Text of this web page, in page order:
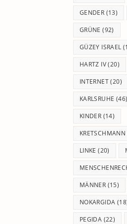
GENDER (13)
GRÜNE (92)
GÜZEY ISRAEL
HARTZ IV(20)
INTERNET(20)
KARLSRUHE (46)
KINDER (14)
KRETSCHMANN
LINKE (20)
MÄNNER (15)
NOKARGIDA
PEGIDA (22)